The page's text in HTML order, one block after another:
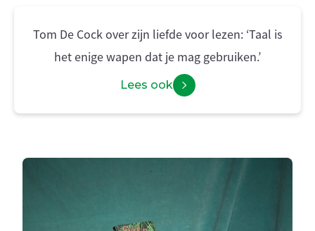
Tom De Cock over zijn liefde voor lezen: ‘Taal is
het enige wapen dat je mag gebruiken.’
Lees ook